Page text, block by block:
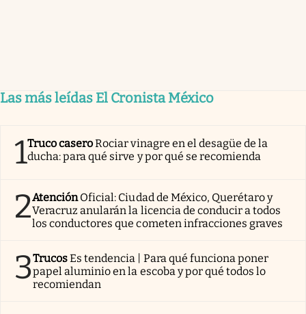
Las más leídas El Cronista México
1Truco caseroRociar vinagre en el desagüe de la
ducha: para qué sirve y por qué se recomienda
2AtenciónOficial: Ciudad de México, Querétaro y
Veracruz anularán la licencia de conducir a todos
los conductores que cometen infracciones graves
3TrucosEs tendencia | Para qué funciona poner
papel aluminio en la escoba y por qué todos lo
recomiendan